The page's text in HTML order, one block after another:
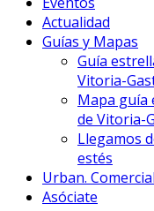
Actualidad
Guías y Mapas
Guía
Vitoria-
Mapa guía
de Vitoria-
Llegamos
estés
Urban. Comercial
Asóciate